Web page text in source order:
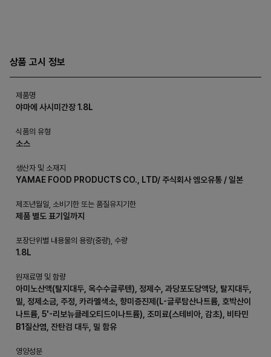
상품 고시 정보
제품명
야마에 사시미간장 1.8L
식품의 유형
소스
생산자 및 소재지
YAMAE FOOD PRODUCTS CO., LTD/ 주식회사 엠오유통 / 일본
제조년월일, 소비기한 또는 품질유지기한
제품 별도 표기일까지
포장단위별 내용물의 용량(중량), 수량
1.8L
원재료명 및 함량
아미노산액(탈지대두, 옥수수글루텐), 정제수, 과당포도당액당, 탈지대두,
밀, 정제소금, 주정, 카라멜색소, 향미증진제(L-글루탐산나트륨, 호박산이
나트륨, 5'-리보뉴클레오티드이나트륨), 조미료(스테비아, 감초), 비타민
B1질산염, 잔탄검 대두, 밀 함유
영양성분